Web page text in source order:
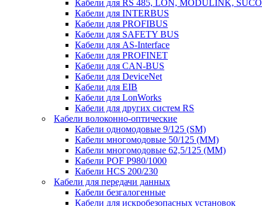
Кабели для RS 485, LON, MODULINK,
Кабели для INTERBUS
Кабели для PROFIBUS
Кабели для SAFETY BUS
Кабели для AS-Interface
Кабели для PROFINET
Кабели для CAN-BUS
Кабели для DeviceNet
Кабели для EIB
Кабели для LonWorks
Кабели для других систем RS
Кабели волоконно-оптические
Кабели одномодовые 9/125 (SM)
Кабели многомодовые 50/125 (ММ)
Кабели многомодовые 62,5/125 (ММ)
Кабели POF P980/1000
Кабели HCS 200/230
Кабели для передачи данных
Кабели безгалогенные
Кабели для искробезопасных установок